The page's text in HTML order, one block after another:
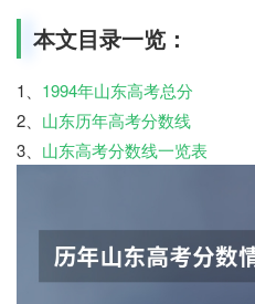
本文目录一览：
1、 1994年山东高考总分
2、 山东历年高考分数线
3、 山东高考分数线一览表